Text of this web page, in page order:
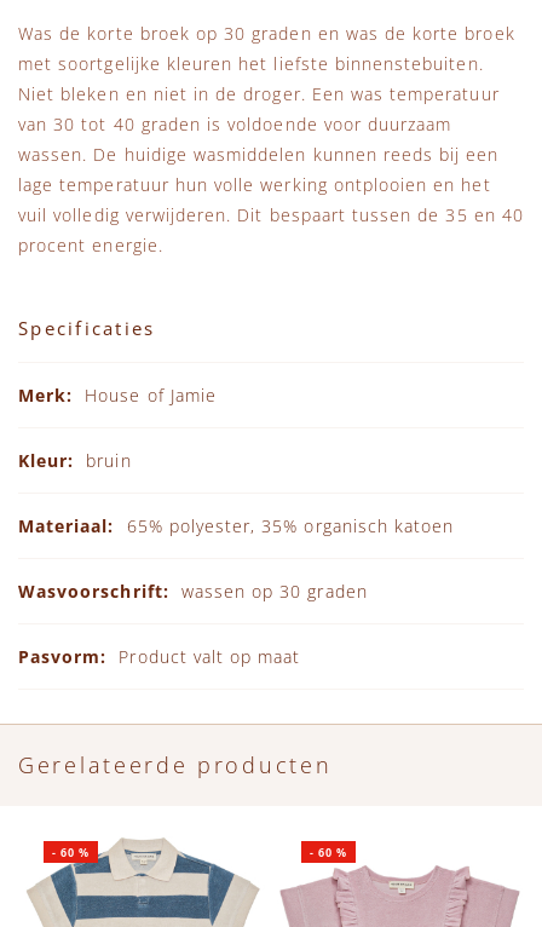
Was de korte broek op 30 graden en was de korte broek
met soortgelijke kleuren het liefste binnenstebuiten.
Niet bleken en niet in de droger. Een was temperatuur
van 30 tot 40 graden is voldoende voor duurzaam
wassen. De huidige wasmiddelen kunnen reeds bij een
lage temperatuur hun volle werking ontplooien en het
vuil volledig verwijderen. Dit bespaart tussen de 35 en 40
procent energie.
Specificaties
House of Jamie
bruin
65% polyester, 35% organisch katoen
wassen op 30 graden
Product valt op maat
Gerelateerde producten
-60 % -60 %